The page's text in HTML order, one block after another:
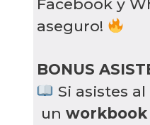
Facebook y
aseguro!
BONUS
Si asistes
un workbook